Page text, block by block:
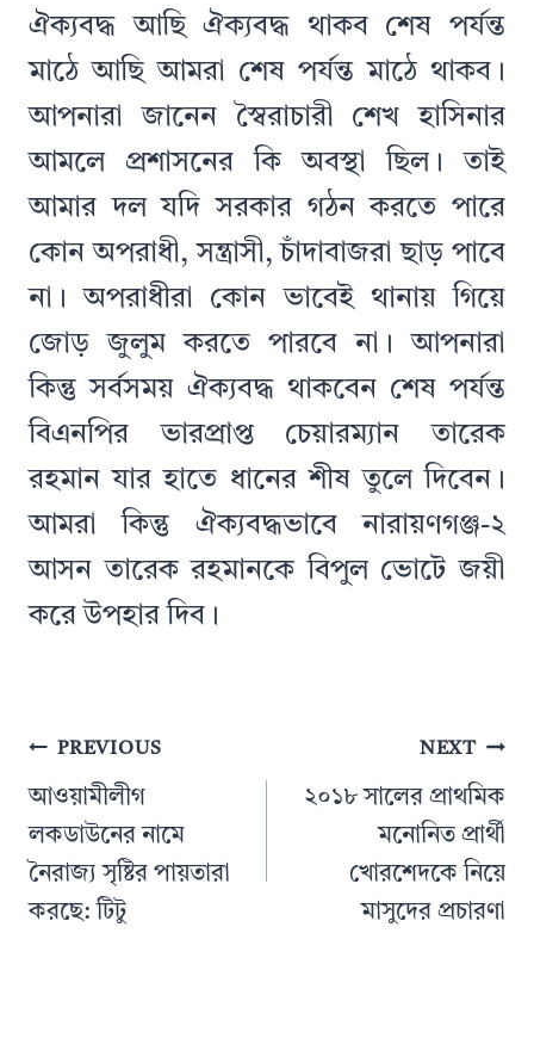
ঐক্যবদ্ধ আছি ঐক্যবদ্ধ থাকব শেষ পর্যন্ত
মাঠে আছি আমরা শেষ পর্যন্ত মাঠে থাকব।
আপনারা জানেন স্বৈরাচারী শেখ হাসিনার
আমলে প্রশাসনের কি অবস্থা ছিল। তাই
আমার দল যদি সরকার গঠন করতে পারে
কোন অপরাধী, সন্ত্রাসী, চাঁদাবাজরা ছাড় পাবে
না। অপরাধীরা কোন ভাবেই থানায় গিয়ে
জোড় জুলুম করতে পারবে না। আপনারা
কিন্তু সর্বসময় ঐক্যবদ্ধ থাকবেন শেষ পর্যন্ত
বিএনপির ভারপ্রাপ্ত চেয়ারম্যান তারেক
রহমান যার হাতে ধানের শীষ তুলে দিবেন।
আমরা কিন্তু ঐক্যবদ্ধভাবে নারায়ণগঞ্জ-২
আসন তারেক রহমানকে বিপুল ভোটে জয়ী
করে উপহার দিব।
PostPREVIOUS
আওয়ামীলীগ
লকডাউনের নামে
নৈরাজ্য সৃষ্টির পায়তারা
করছে: টিটু
NEXT
২০১৮ সালের প্রাথমিক
মনোনিত প্রার্থী
খোরশেদকে নিয়ে
মাসুদের প্রচারণা